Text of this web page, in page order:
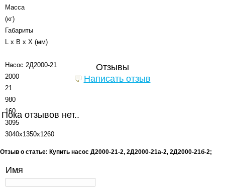
Масса
(кг)
Габариты
L х B х X (мм)
Насос 2Д2000-21
2000
21
980
160
3095
3040х1350х1260
Отзывы
Написать отзыв
Пока отзывов нет..
Отзыв о статье: Купить насос Д2000-21-2, 2Д2000-21а-2, 2Д2000-21б-2;
Имя